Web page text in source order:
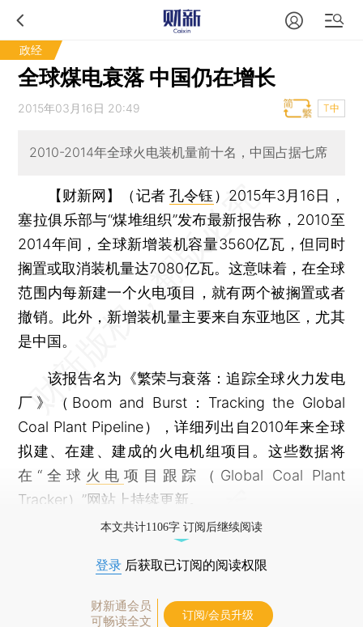
政经
全球煤电衰落 中国仍在增长
2015年03月16日 20:49 T中
2010-2014年全球火电装机量前十名，中国占据七席
【财新网】（记者孔令钰 ） 2015年3月16日，
塞拉俱乐部与“煤堆组织”发布最新报告称，2010至
2014年间，全球新增装机容量3560亿瓦，但同时
搁置或取消装机量达7080亿瓦。这意味着，在全球
范围内每新建一个火电项目，就有两个被搁置或者
撤销。此外，新增装机量主要来自东亚地区，尤其
是中国。
该报告名为《繁荣与衰落：追踪全球火力发电
厂》（Boom and Burst：Tracking the Global
Coal Plant Pipeline），详细列出自2010年来全球
拟建、在建、建成的火电机组项目。这些数据将
在“全球 火电项目跟踪（Global Coal Plant
Tracker）”网站上持续更新。
本文共计1106字 订阅后继续阅读
登录 后获取已订阅的阅读权限
财新通会员
可畅读全文
订阅/会员升级